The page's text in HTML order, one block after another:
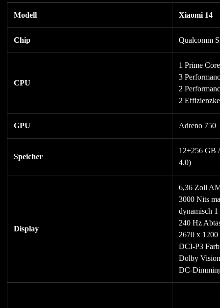
Modell Xiaomi 14
Chip Qualcomm
CPU
1 Prime
3
2
2
GPU Adreno 750
Speicher
12+256 GB
4.0)
Display
6,36 Zoll
3000 Nits
dynamisch
240 Hz
2670 x
DCI-P3
Dolby
DC-